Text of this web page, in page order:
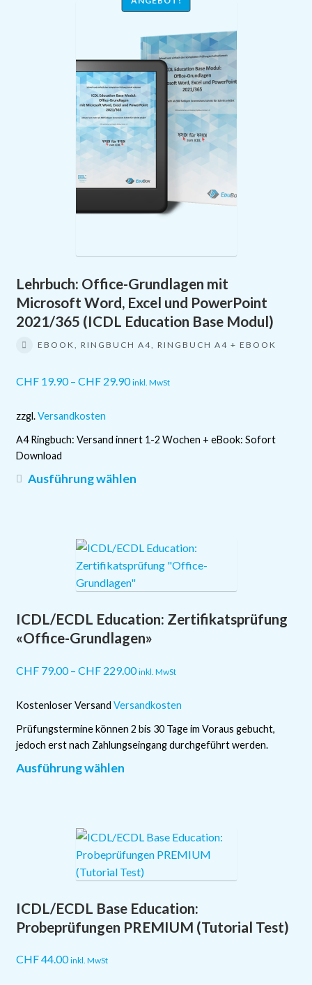
Lehrbuch: Office-Grundlagen mit
Microsoft Word, Excel und PowerPoint
2021/365 (ICDL Education Base Modul)
EBOOK, RINGBUCH A4, RINGBUCH A4 + EBOOK
CHF19.90– CHF29.90 inkl. MwSt
zzgl.Versandkosten
A4 Ringbuch: Versand innert 1-2 Wochen + eBook: Sofort
Download
Ausführung wählenDieses
Varianten
auf.
Die
können
auf
Produktseite
werden
ICDL/ECDL Education: Zertifikatsprüfung
«Office-Grundlagen»
CHF79.00– CHF229.00 inkl. MwSt
Kostenloser Versand Versandkosten
Prüfungstermine können 2 bis 30 Tage im Voraus gebucht,
jedoch erst nach Zahlungseingang durchgeführt werden.
Ausführung wählenDieses
Varianten
auf.
Die
können
auf
ICDL/ECDL Base Education:
Probeprüfungen PREMIUM (Tutorial Test)
CHF44.00 inkl. MwSt